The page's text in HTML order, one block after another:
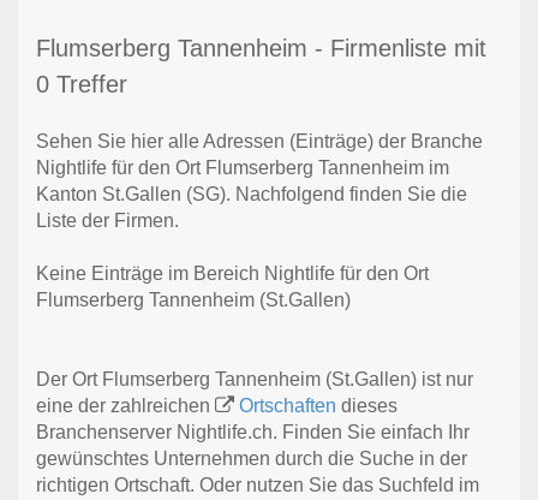
Flumserberg Tannenheim - Firmenliste mit
0 Treffer
Sehen Sie hier alle Adressen (Einträge) der Branche
Nightlife für den Ort Flumserberg Tannenheim im
Kanton St.Gallen (SG). Nachfolgend finden Sie die
Liste der Firmen.
Keine Einträge im Bereich Nightlife für den Ort
Flumserberg Tannenheim (St.Gallen)
Der Ort Flumserberg Tannenheim (St.Gallen) ist nur
eine der zahlreichen
Ortschaften dieses
Branchenserver Nightlife.ch. Finden Sie einfach Ihr
gewünschtes Unternehmen durch die Suche in der
richtigen Ortschaft. Oder nutzen Sie das Suchfeld im